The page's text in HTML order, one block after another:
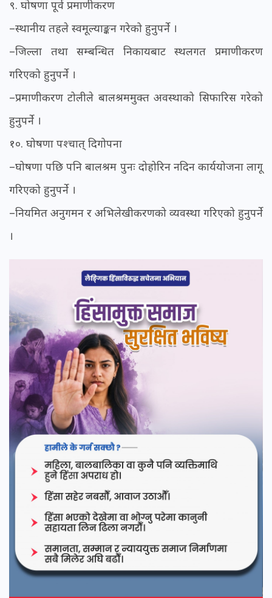
९. घोषणा पूर्व प्रमाणीकरण
–स्थानीय तहले स्वमूल्याङ्कन गरेको हुनुपर्ने ।
–जिल्ला तथा सम्बन्धित निकायबाट स्थलगत प्रमाणीकरण
गरिएको हुनुपर्ने ।
–प्रमाणीकरण टोलीले बालश्रममुक्त अवस्थाको सिफारिस गरेको
हुनुपर्ने ।
१०. घोषणा पश्चात् दिगोपना
–घोषणा पछि पनि बालश्रम पुनः दोहोरिन नदिन कार्ययोजना लागू
गरिएको हुनुपर्ने ।
–नियमित अनुगमन र अभिलेखीकरणको व्यवस्था गरिएको हुनुपर्ने
।